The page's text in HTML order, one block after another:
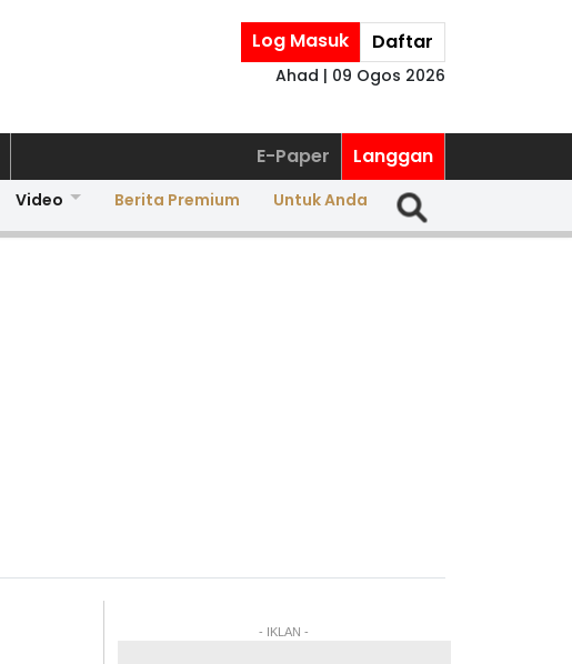
Log Masuk Daftar
Ahad | 09 Ogos 2026
E-Paper Langgan
Video Berita Premium Untuk Anda
- IKLAN -